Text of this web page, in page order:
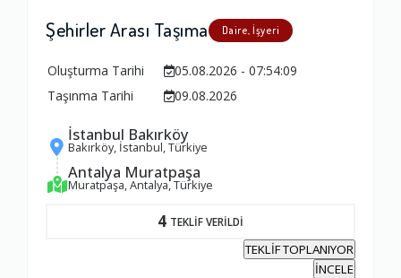
Şehirler Arası Taşıma Daire, İşyeri
Oluşturma Tarihi
05.08.2026 - 07:54:09
Taşınma Tarihi
09.08.2026
İstanbul Bakırköy
Bakırköy, İstanbul, Türkiye
Antalya Muratpaşa
Muratpaşa, Antalya, Türkiye
4 TEKLİF VERİLDİ
TEKLİF TOPLANIYOR
İNCELE